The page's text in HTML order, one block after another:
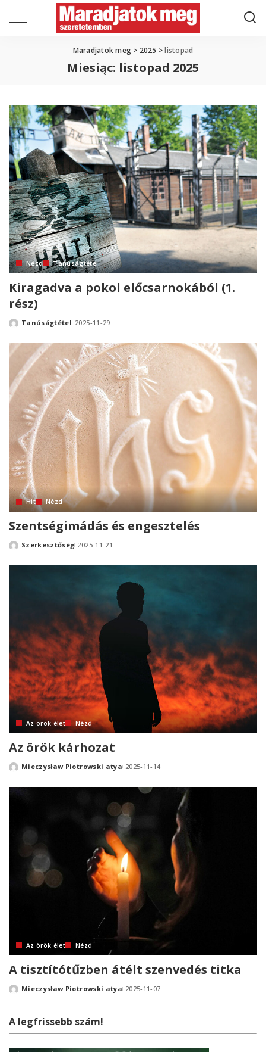
Maradjatok meg > 2025 >listopad
Miesiąc: listopad 2025
Nézd Tanúságtétel
Kiragadva a pokol előcsarnokából (1.
rész)
PostedTanúságtétel 2025-11-29
Hit Nézd
Szentségimádás és engesztelés
PostedSzerkesztőség 2025-11-21
Az örök élet Nézd
Az örök kárhozat
PostedMieczysław Piotrowski atya 2025-11-14
Az örök élet Nézd
A tisztítótűzben átélt szenvedés titka
PostedMieczysław Piotrowski atya 2025-11-07
A legfrissebb szám!